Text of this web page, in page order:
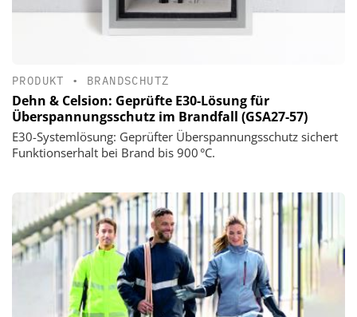
PRODUKT • BRANDSCHUTZ
Dehn & Celsion: Geprüfte E30-Lösung für
Überspannungsschutz im Brandfall (GSA27-57)
E30-Systemlösung: Geprüfter Überspannungsschutz sichert
Funktionserhalt bei Brand bis 900 °C.